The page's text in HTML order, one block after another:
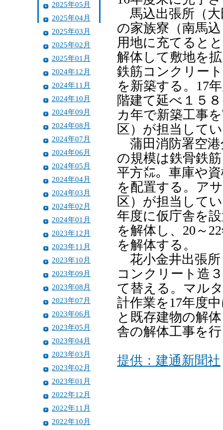
2025年05月
2025年04月
2025年03月
2025年02月
2025年01月
2024年12月
2024年11月
2024年10月
2024年09月
2024年08月
2024年07月
2024年06月
2024年05月
2024年04月
2024年03月
2024年02月
2024年01月
2023年12月
2023年11月
2023年10月
2023年09月
2023年08月
2023年07月
2023年06月
2023年05月
2023年04月
2023年03月
2023年02月
2023年01月
2022年12月
2022年11月
2022年10月
馬込出張所（大
の家族寮（南馬
用地に充てると
解体して敷地を
鉄筋コンクリー
を新築する。17
階建て延べ１５
カ年で新築工事
区）が担当して
蒲田消防署空港
の規模は鉄骨鉄
平方㍍。車庫や
を配置する。ア
区）が担当して
年度に仮庁舎を
を解体し、20～
を解体する。
花小金井出張所
コンクリート造
て替える。マル
計作業を17年度
と既存建物の解
舎の解体工事を
提供：建通新聞社